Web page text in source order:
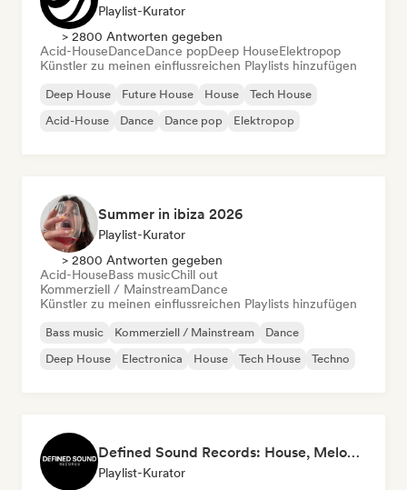
Playlist-Kurator
> 2800 Antworten gegeben
Acid-HouseDanceDance popDeep HouseElektropop
Künstler zu meinen einflussreichen Playlists hinzufügen
Deep House Future House House
Tech House
Acid-House
Dance Dance pop Elektropop
Summer in ibiza 2026
Playlist-Kurator
> 2800 Antworten gegeben
Acid-HouseBass musicChill out
Kommerziell / MainstreamDance
Künstler zu meinen einflussreichen Playlists hinzufügen
Bass music Kommerziell / Mainstream
Dance
Deep House
Electronica House Tech House Techno
Defined Sound Records: House, Melodic Techno and EDM - Playlists Curated by DJ Nick Proof
Playlist-Kurator